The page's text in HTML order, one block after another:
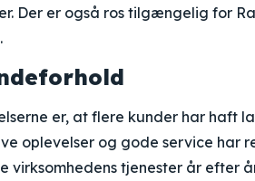
Der er også ros tilgængelig for
er, at flere kunder har haft
oplevelser og gode service har
tjenester år efter